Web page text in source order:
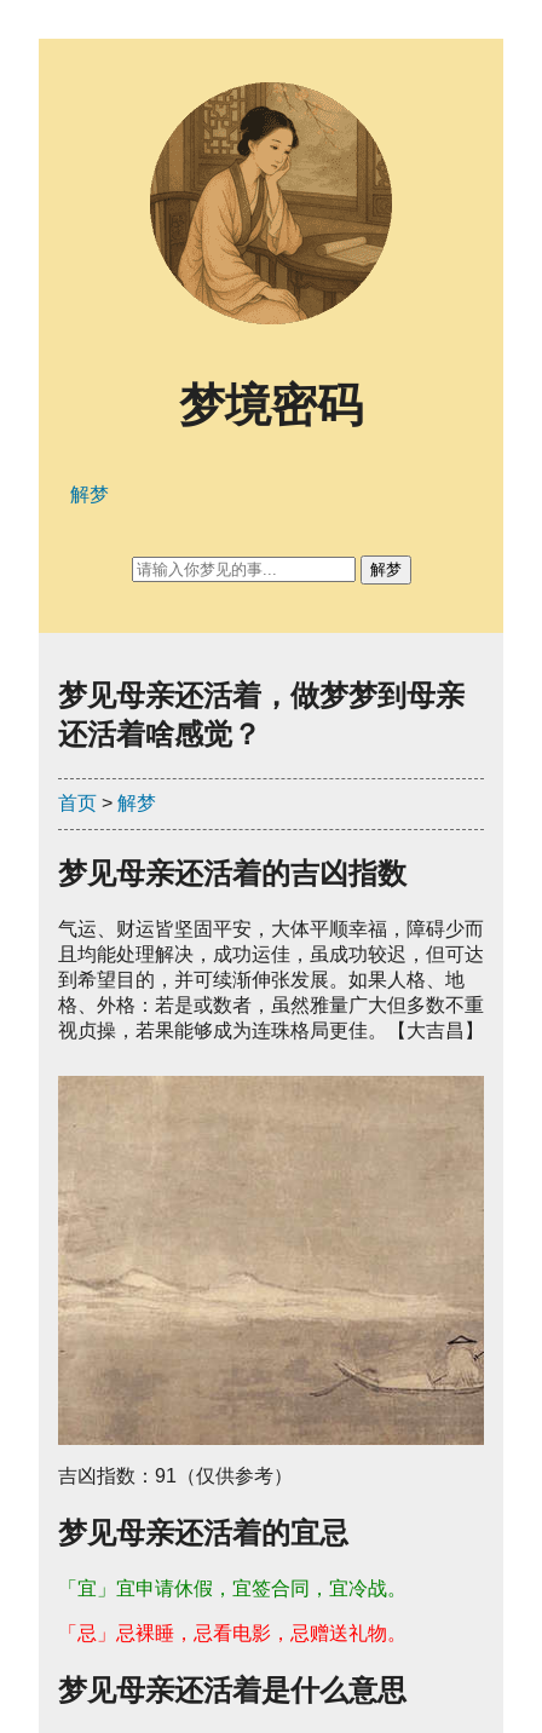
梦见母亲还活着，做梦梦到母亲
还活着啥感觉？
首页 > 解梦
梦见母亲还活着的吉凶指数
气运、财运皆坚固平安，大体平顺幸福，障碍少而
且均能处理解决，成功运佳，虽成功较迟，但可达
到希望目的，并可续渐伸张发展。如果人格、地
格、外格：若是或数者，虽然雅量广大但多数不重
视贞操，若果能够成为连珠格局更佳。【大吉昌】
吉凶指数：91（仅供参考）
梦见母亲还活着的宜忌
「宜」宜申请休假，宜签合同，宜冷战。
「忌」忌裸睡，忌看电影，忌赠送礼物。
梦见母亲还活着是什么意思
梦境密码
解梦
解梦